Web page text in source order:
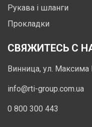
Рукава і шланги
Прокладки
СВЯЖИТЕСЬ С
Винница, ул.
info@rti-group.com.ua
0 800 300 443